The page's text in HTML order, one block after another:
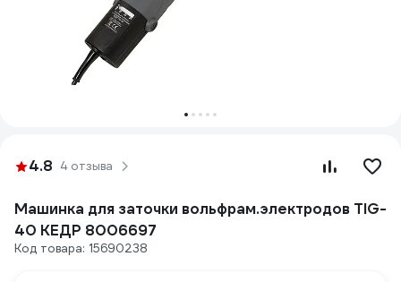
4.8 4 отзыва
Машинка для заточки вольфрам.электродов TIG-
40 КЕДР 8006697
Код товара: 15690238